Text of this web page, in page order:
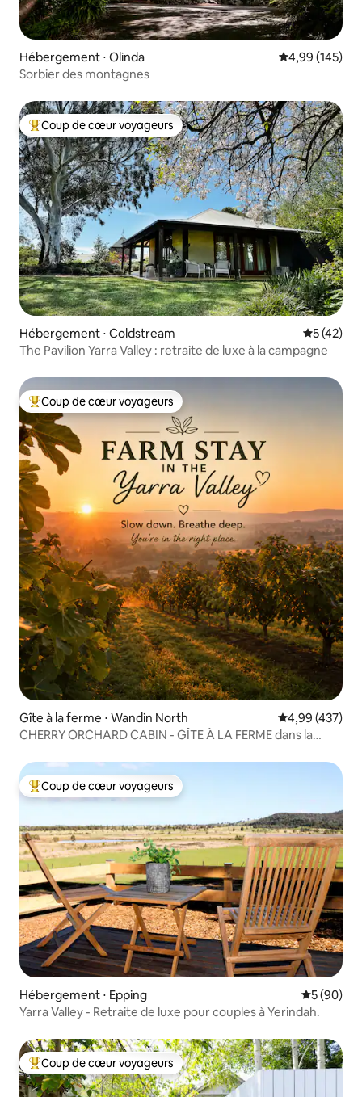
Hébergement ⋅ Olinda Évaluation
4,99 (145)
Sorbier des montagnes
Coups de cœur voyageurs les plus appréciés
Coup de cœur voyageurs
Hébergement ⋅ Coldstream
5 (42)
The Pavilion Yarra Valley : retraite de luxe à la campagne
Coups de cœur voyageurs les plus appréciés
Coup de cœur voyageurs
Gîte à la ferme ⋅ Wandin North Évaluation
4,99 (437)
CHERRY ORCHARD CABIN - GÎTE À LA FERME dans la
Coups de cœur voyageurs les plus appréciés
Coup de cœur voyageurs
Hébergement ⋅ Epping
5 (90)
Yarra Valley - Retraite de luxe pour couples à Yerindah.
Coups de cœur voyageurs les plus appréciés
Coup de cœur voyageurs